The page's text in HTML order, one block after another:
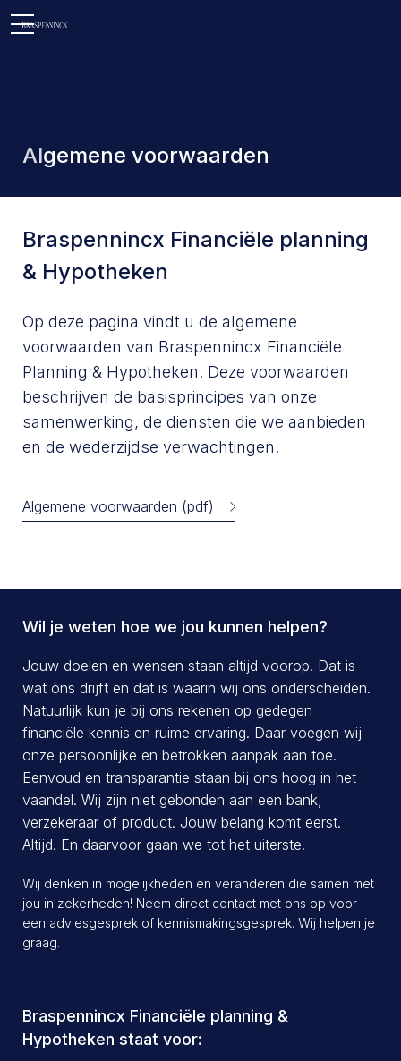
Open
menu
Open
Open
Algemene voorwaarden
Braspennincx Financiële planning
& Hypotheken
Op deze pagina vindt u de algemene
voorwaarden van Braspennincx Financiële
Planning & Hypotheken. Deze voorwaarden
beschrijven de basisprincipes van onze
samenwerking, de diensten die we aanbieden
en de wederzijdse verwachtingen.
Algemene voorwaarden (pdf)
Wil je weten hoe we jou kunnen helpen?
Jouw doelen en wensen staan altijd voorop. Dat is
wat ons drijft en dat is waarin wij ons onderscheiden.
Natuurlijk kun je bij ons rekenen op gedegen
financiële kennis en ruime ervaring. Daar voegen wij
onze persoonlijke en betrokken aanpak aan toe.
Eenvoud en transparantie staan bij ons hoog in het
vaandel. Wij zijn niet gebonden aan een bank,
verzekeraar of product. Jouw belang komt eerst.
Altijd. En daarvoor gaan we tot het uiterste.
Wij denken in mogelijkheden en veranderen die samen met
jou in zekerheden! Neem direct contact met ons op voor
een adviesgesprek of kennismakingsgesprek. Wij helpen je
graag.
Braspennincx Financiële planning &
Hypotheken staat voor: